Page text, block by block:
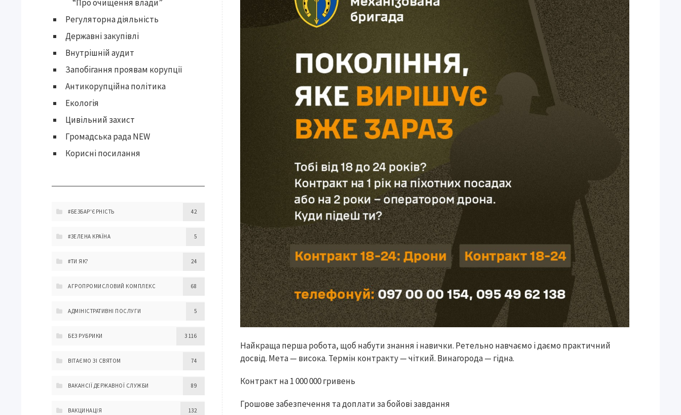
Найкраща перша робота, щоб набути знання і навички. Ретельно навчаємо і даємо практичний
досвід. Мета — висока. Термін контракту — чіткий. Винагорода — гідна.
Контракт на 1 000 000 гривень
Грошове забезпечення та доплати за бойові завдання
“Про очищення влади”
Регуляторна діяльність
Державні закупівлі
Внутрішній аудит
Запобігання проявам корупції
Антикорупційна політика
Екологія
Цивільний захист
Громадська рада NEW
Корисні посилання
#БЕЗБАР'ЄРНІСТЬ 42
#ЗЕЛЕНА КРАЇНА 5
#ТИ ЯК? 24
АГРОПРОМИСЛОВИЙ КОМПЛЕКС 68
АДМІНІСТРАТИВНІ ПОСЛУГИ 5
БЕЗ РУБРИКИ 3 116
ВІТАЄМО ЗІ СВЯТОМ 74
ВАКАНСІЇ ДЕРЖАВНОЇ СЛУЖБИ 89
ВАКЦИНАЦІЯ 132